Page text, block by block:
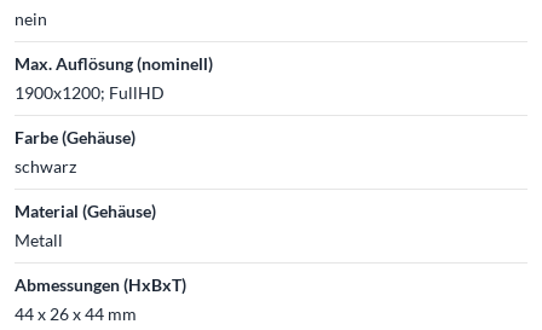
nein
Max. Auflösung (nominell)
1900x1200; FullHD
Farbe (Gehäuse)
schwarz
Material (Gehäuse)
Metall
Abmessungen (HxBxT)
44 x 26 x 44 mm